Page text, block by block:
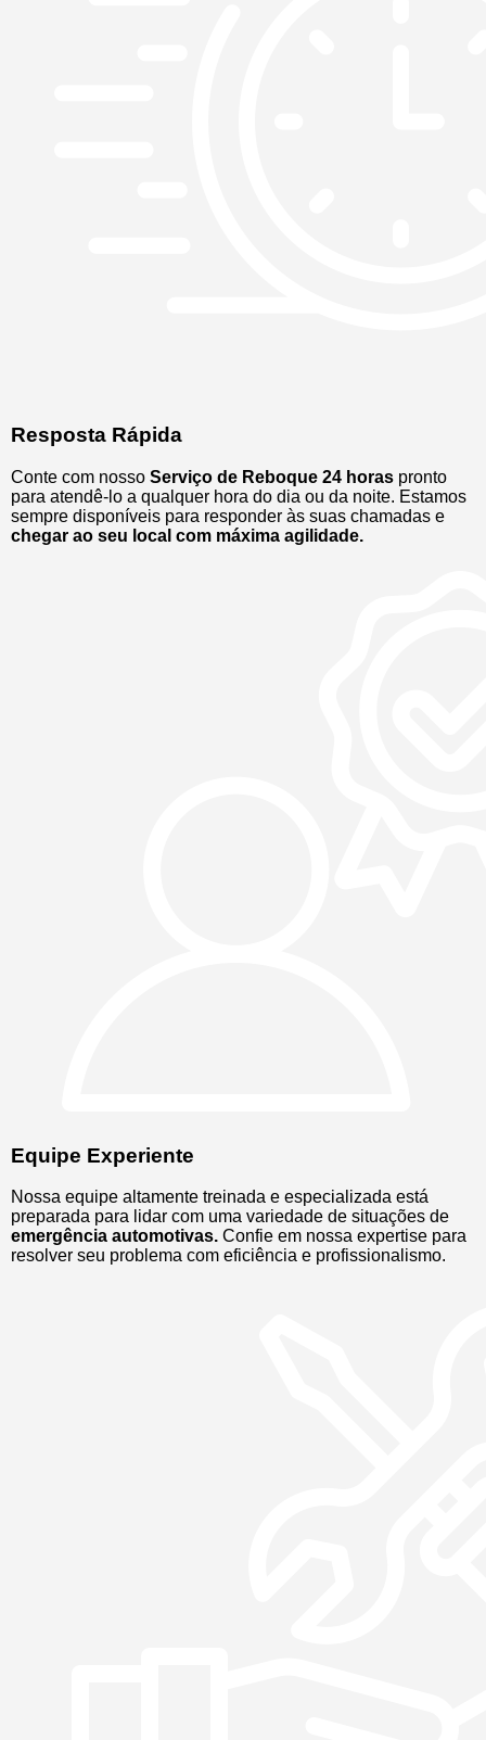
Resposta Rápida
Conte com nosso Serviço de Reboque 24 horas pronto
para atendê-lo a qualquer hora do dia ou da noite. Estamos
sempre disponíveis para responder às suas chamadas e
chegar ao seu local com máxima agilidade.
Equipe Experiente
Nossa equipe altamente treinada e especializada está
preparada para lidar com uma variedade de situações de
emergência automotivas. Confie em nossa expertise para
resolver seu problema com eficiência e profissionalismo.